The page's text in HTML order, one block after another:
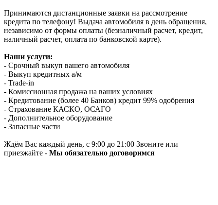
Принимаются дистанционные заявки на рассмотрение
кредита по телефону! Выдача автомобиля в день обращения,
независимо от формы оплаты (безналичный расчет, кредит,
наличный расчет, оплата по банковской карте).
Наши услуги:
- Срочный выкуп вашего автомобиля
- Выкуп кредитных а/м
- Trade-in
- Комиссионная продажа на ваших условиях
- Кредитование (более 40 Банков) кредит 99% одобрения
- Страхование КАСКО, ОСАГО
- Дополнительное оборудование
- Запасные части
Ждём Вас каждый день, с 9:00 до 21:00 Звоните или
приезжайте - Мы обязательно договоримся